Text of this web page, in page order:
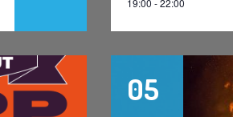
19:00 - 22:00
05